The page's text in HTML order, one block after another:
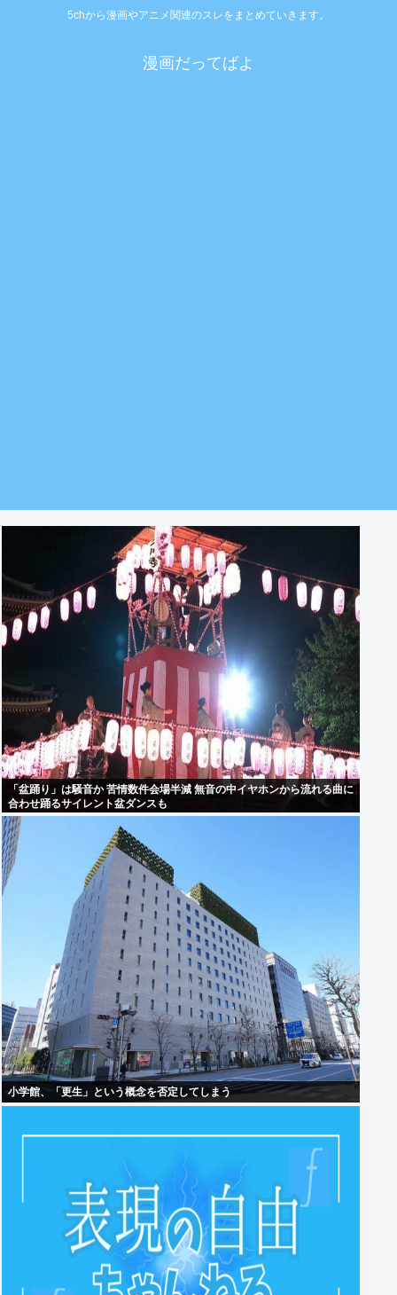
5chから漫画やアニメ関連のスレをまとめていきます。
漫画だってばよ
「盆踊り」は騒音か 苦情数件会場半減 無音の中イヤホンから流れる曲に
合わせ踊るサイレント盆ダンスも
小学館、「更生」という概念を否定してしまう